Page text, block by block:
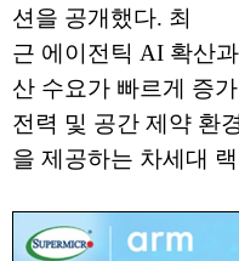
션을 공개했다. 최
근 에이전틱 AI 확산
산 수요가 빠르게 증
전력 및 공간 제약 환
을 제공하는 차세대